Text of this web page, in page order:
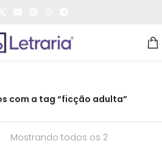
com a tag “ficção adulta”
Mostrando todos os 2